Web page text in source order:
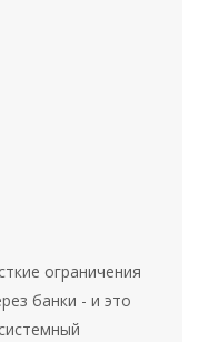
ограничения
банки - и это